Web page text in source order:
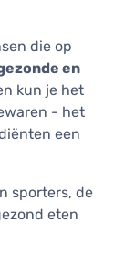
die op
en
kun je het
- het
een
sporters, de
eten